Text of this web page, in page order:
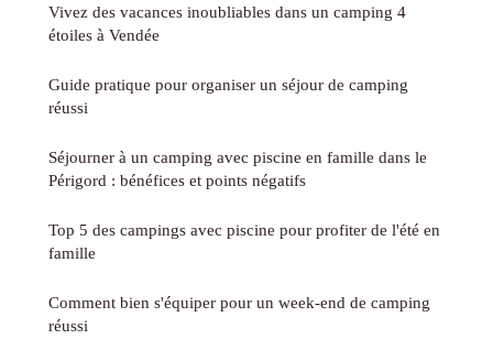
Vivez des vacances inoubliables dans un camping 4
étoiles à Vendée
Guide pratique pour organiser un séjour de camping
réussi
Séjourner à un camping avec piscine en famille dans le
Périgord : bénéfices et points négatifs
Top 5 des campings avec piscine pour profiter de l'été en
famille
Comment bien s'équiper pour un week-end de camping
réussi